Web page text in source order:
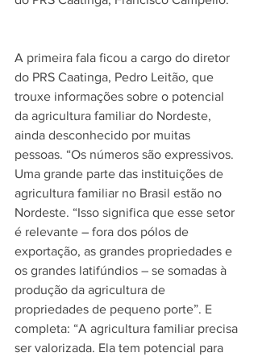
A primeira fala ficou a cargo do diretor
do PRS Caatinga, Pedro Leitão, que
trouxe informações sobre o potencial
da agricultura familiar do Nordeste,
ainda desconhecido por muitas
pessoas. “Os números são expressivos.
Uma grande parte das instituições de
agricultura familiar no Brasil estão no
Nordeste. “Isso significa que esse setor
é relevante – fora dos pólos de
exportação, as grandes propriedades e
os grandes latifúndios – se somadas à
produção da agricultura de
propriedades de pequeno porte”. E
completa: “A agricultura familiar precisa
ser valorizada. Ela tem potencial para